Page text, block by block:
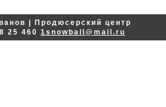
| Продюсерский центр
25 460 1snowball@mail.ru